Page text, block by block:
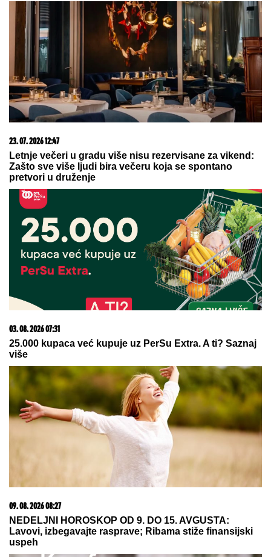
09. 08. 2026 06:24
Mame, danas ne čistimo kuću. Poštujemo Svetog
Panteliju
06. 08. 2026 09:39
Marija (3) se igrala u dvorištu i samo je nestala: Posle
42 godine otac je pronašao, zanemeo je kada je saznao
gde je bila
05. 08. 2026 06:45
Šta dete nasleđuje od oca, a šta od majke? Sve što
treba da znate o genetici
23. 07. 2026 12:47